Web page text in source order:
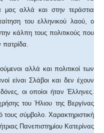
μας αλλά και στην τεράστια
του ελληνικού λαού, ο
κάλπη τους πολιτικούς που
αλλά και πολιτικοί των
είναι Σλάβοι και δεν έχουν
οι οποίοι ήταν Έλληνες.
του Ήλιου της Βεργίνας
τους σύμβολο. Χαρακτηριστική
Πανεπιστημίου Κατερίνας